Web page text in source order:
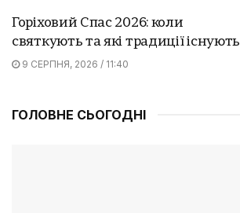
Горіховий Спас 2026: коли
святкують та які традиції існують
9 СЕРПНЯ, 2026 / 11:40
ГОЛОВНЕ СЬОГОДНІ